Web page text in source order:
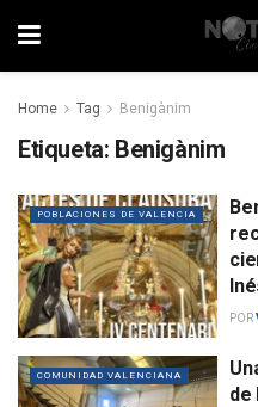
Home Tag Benigànim
Etiqueta: Benigànim
POBLACIONES DE VALENCIA
POR
COMUNIDAD VALENCIANA
de